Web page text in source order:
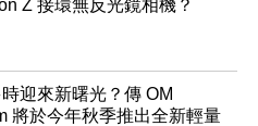
Z 接環無反光鏡相機？
迎來新曙光？傳 OM
將於今年秋季推出全新輕量